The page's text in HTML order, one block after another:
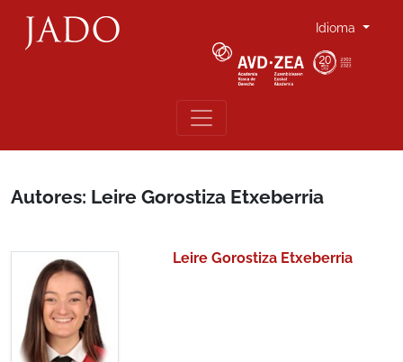
Idioma
Autores: Leire Gorostiza Etxeberria
Leire Gorostiza Etxeberria